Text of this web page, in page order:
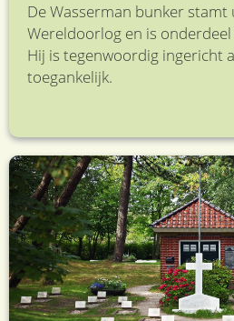
De Wasserman bunker stamt
Wereldoorlog en is
Hij is tegenwoordig ingericht
toegankelijk.